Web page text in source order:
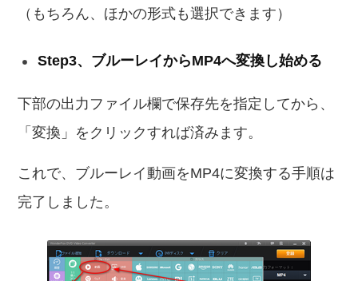
（もちろん、ほかの形式も選択できます）
Step3、ブルーレイからMP4へ変換し始める
下部の出力ファイル欄で保存先を指定してから、
「変換」をクリックすれば済みます。
これで、ブルーレイ動画をMP4に変換する手順は
完了しました。